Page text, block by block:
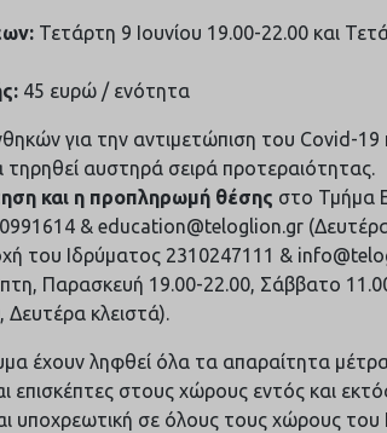
Τετάρτη 9 Ιουνίου 19.00-22.00 και
45 ευρώ / ενότητα
για την αντιμετώπιση του Covid-19
αυστηρά σειρά προτεραιότητας.
και η προπληρωμή θέσης στο Τμήμα
& education@teloglion.gr
του Ιδρύματος 2310247111 &
Παρασκευή 19.00-22.00, Σάββατο
Δευτέρα κλειστά).
έχουν ληφθεί όλα τα απαραίτητα
επισκέπτες στους χώρους εντός και
υποχρεωτική σε όλους τους χώρους του